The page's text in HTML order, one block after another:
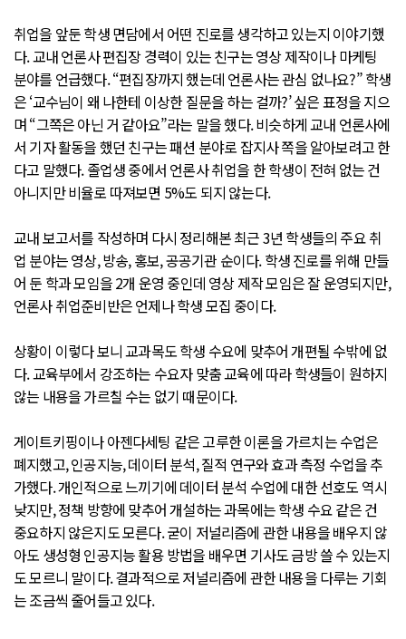
취업을 앞둔 학생 면담에서 어떤 진로를 생각하고 있는지 이야기했
다. 교내 언론사 편집장 경력이 있는 친구는 영상 제작이나 마케팅
분야를 언급했다. “편집장까지 했는데 언론사는 관심 없나요?” 학생
은 ‘교수님이 왜 나한테 이상한 질문을 하는 걸까?’ 싶은 표정을 지으
며 “그쪽은 아닌 거 같아요”라는 말을 했다. 비슷하게 교내 언론사에
서 기자 활동을 했던 친구는 패션 분야로 잡지사 쪽을 알아보려고 한
다고 말했다. 졸업생 중에서 언론사 취업을 한 학생이 전혀 없는 건
아니지만 비율로 따져보면 5%도 되지 않는다.
교내 보고서를 작성하며 다시 정리해본 최근 3년 학생들의 주요 취
업 분야는 영상, 방송, 홍보, 공공기관 순이다. 학생 진로를 위해 만들
어 둔 학과 모임을 2개 운영 중인데 영상 제작 모임은 잘 운영되지만,
언론사 취업준비반은 언제나 학생 모집 중이다.
상황이 이렇다 보니 교과목도 학생 수요에 맞추어 개편될 수밖에 없
다. 교육부에서 강조하는 수요자 맞춤 교육에 따라 학생들이 원하지
않는 내용을 가르칠 수는 없기 때문이다.
게이트키핑이나 아젠다세팅 같은 고루한 이론을 가르치는 수업은
폐지했고, 인공지능, 데이터 분석, 질적 연구와 효과 측정 수업을 추
가했다. 개인적으로 느끼기에 데이터 분석 수업에 대한 선호도 역시
낮지만, 정책 방향에 맞추어 개설하는 과목에는 학생 수요 같은 건
중요하지 않은지도 모른다. 굳이 저널리즘에 관한 내용을 배우지 않
아도 생성형 인공지능 활용 방법을 배우면 기사도 금방 쓸 수 있는지
도 모르니 말이다. 결과적으로 저널리즘에 관한 내용을 다루는 기회
는 조금씩 줄어들고 있다.